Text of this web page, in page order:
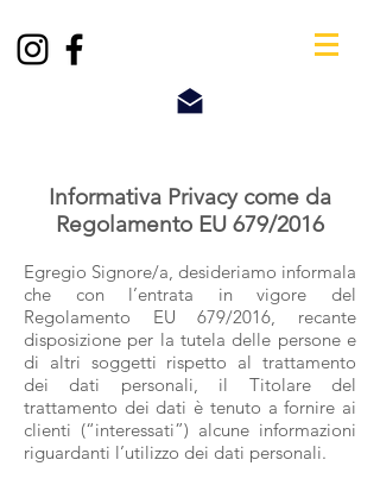
Informativa Privacy come da
Regolamento EU 679/2016
Egregio Signore/a, desideriamo informala
che con l’entrata in vigore del
Regolamento EU 679/2016, recante
disposizione per la tutela delle persone e
di altri soggetti rispetto al trattamento
dei dati personali, il Titolare del
trattamento dei dati è tenuto a fornire ai
clienti (“interessati”) alcune informazioni
riguardanti l’utilizzo dei dati personali.